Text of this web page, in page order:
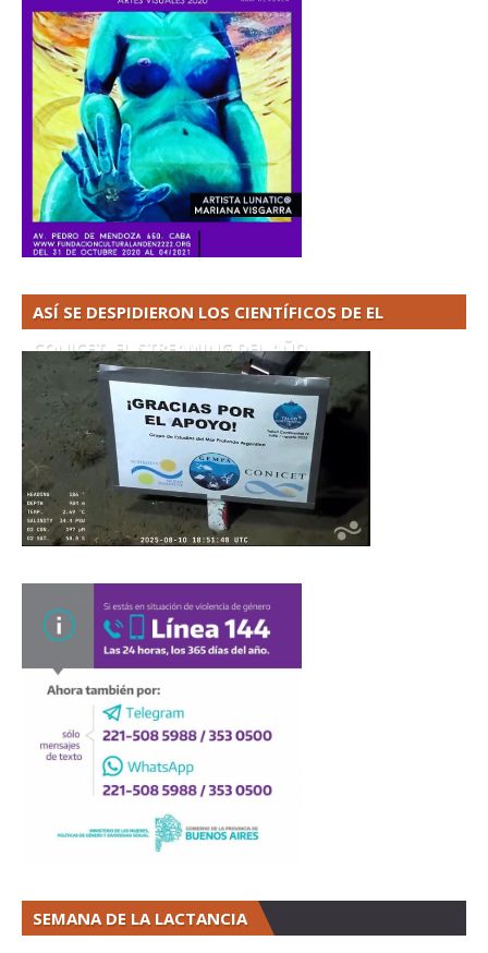
ASÍ SE DESPIDIERON LOS CIENTÍFICOS DE EL
CONICET. EL STREAMING DEL AÑO
SEMANA DE LA LACTANCIA